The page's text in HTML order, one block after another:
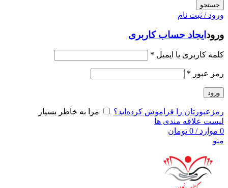
جستجو
ورود / ثبت نام
ورود ایجاد حساب کاربری
کلمه کاربری یا ایمیل *
رمز عبور *
ورود
رمزعبورتان را فراموش کرده‌اید؟
مرا به خاطر بسپار
لیست علاقه مندی ها
0 موارد /
0 تومان
منو